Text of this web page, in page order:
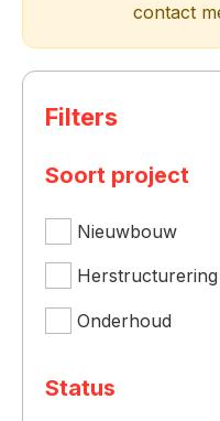
contact
Oh ooh!
Er is helaas
Filters
Soort project
Nieuwbouw
Herstructurering
Onderhoud
Status